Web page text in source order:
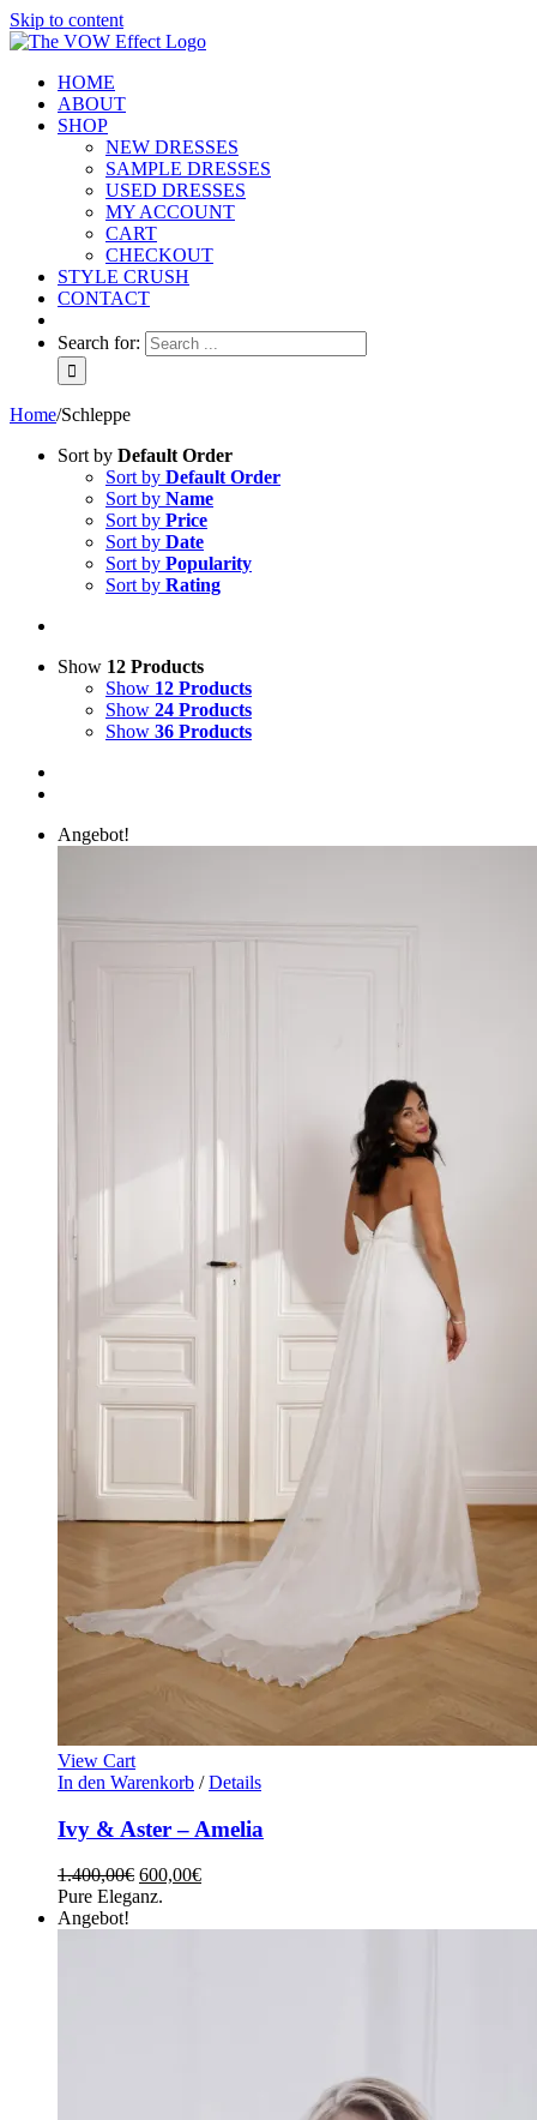
Skip to content
HOME
ABOUT
SHOP
NEW DRESSES
SAMPLE DRESSES
USED DRESSES
MY ACCOUNT
CART
CHECKOUT
STYLE CRUSH
CONTACT
Search for:
Home/Schleppe
Sort by Default Order
Sort by Default Order
Sort by Name
Sort by Price
Sort by Date
Sort by Popularity
Sort by Rating
Show 12 Products
Show 12 Products
Show 24 Products
Show 36 Products
Angebot!
View Cart
In den Warenkorb / Details
Ivy & Aster – Amelia
1.400,00€ 600,00€
Pure Eleganz.
Angebot!